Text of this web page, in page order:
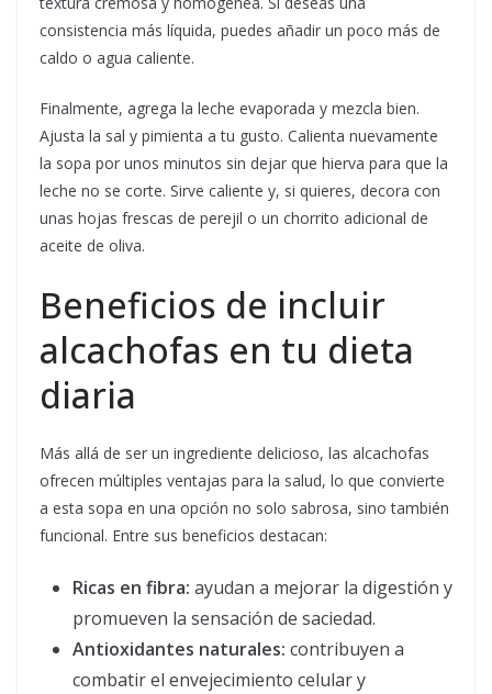
consistencia más líquida, puedes añadir un poco más de
caldo o agua caliente.
Finalmente, agrega la leche evaporada y mezcla bien.
Ajusta la sal y pimienta a tu gusto. Calienta nuevamente
la sopa por unos minutos sin dejar que hierva para que la
leche no se corte. Sirve caliente y, si quieres, decora con
unas hojas frescas de perejil o un chorrito adicional de
aceite de oliva.
Beneficios de incluir
alcachofas en tu dieta
diaria
Más allá de ser un ingrediente delicioso, las alcachofas
ofrecen múltiples ventajas para la salud, lo que convierte
a esta sopa en una opción no solo sabrosa, sino también
funcional. Entre sus beneficios destacan:
Ricas en fibra: ayudan a mejorar la digestión y
promueven la sensación de saciedad.
Antioxidantes naturales: contribuyen a
combatir el envejecimiento celular y